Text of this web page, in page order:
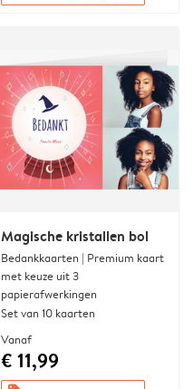
Magische kristallen bol
Bedankkaarten | Premium kaart
met keuze uit 3
papierafwerkingen
Set van 10 kaarten
Vanaf
€ 11,99